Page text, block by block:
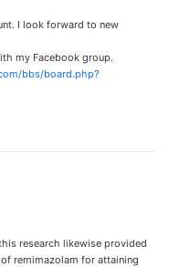
I look forward to new
my Facebook group.
bbs/board.php?
research likewise provided
remimazolam for attaining